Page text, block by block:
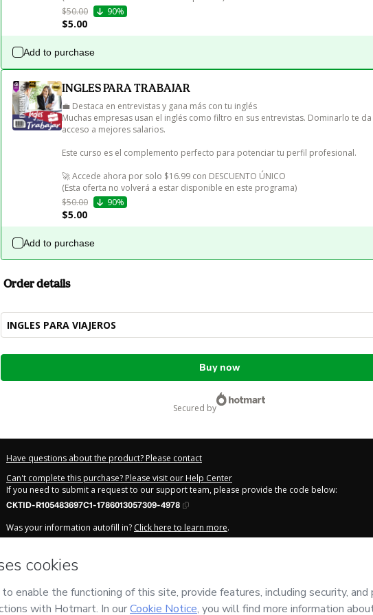
$50.00
90%
$5.00
Add to purchase
INGLES PARA TRABAJAR
💼 Destaca en entrevistas y gana más con tu inglés
Muchas empresas usan el inglés como filtro en sus entrevistas. Dominarlo te
acceso a mejores salarios.
Este curso es el complemento perfecto para potenciar tu perfil profesional.
🚀 Accede ahora por solo $16.99 con DESCUENTO ÚNICO
(Esta oferta no volverá a estar disponible en este programa)
$50.00
90%
$5.00
Add to purchase
Order details
INGLES PARA VIAJEROS
Total
Buy now
secured by
Have questions about the product? Please contact
Can't complete this purchase? Please visit our Help Center
If you need to submit a request to our support team, please provide the code below:
CKTID-R105483697C1-1786013057309-4978
Was your information autofill in? Click here to learn more.
and has no responsibility for the content and/or control over it; (ii) agree to
Use Privacy Policy
Learn more about your purchase
here